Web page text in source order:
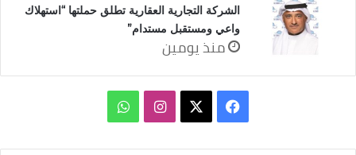
الشركة التجارية العقارية تطلق حملتها “استهلاك
واعي ومستقبل مستدام”
منذ يومين
فيسبوك انستقرامواتساب